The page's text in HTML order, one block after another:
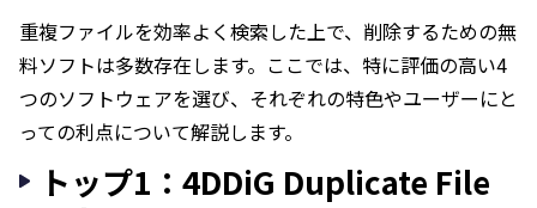
重複ファイルを効率よく検索した上で、削除するための無
料ソフトは多数存在します。ここでは、特に評価の高い4
つのソフトウェアを選び、それぞれの特色やユーザーにと
っての利点について解説します。
トップ1：4DDiG Duplicate File